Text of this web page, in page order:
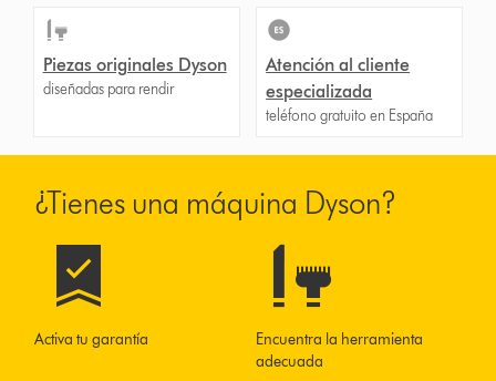
Piezas originales Dyson
diseñadas para rendir
Atención al cliente
especializada
teléfono gratuito en España
¿Tienes una máquina Dyson?
Activa tu garantía
Encuentra la herramienta
adecuada